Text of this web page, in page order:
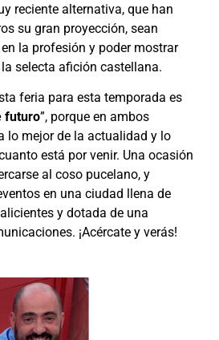
reciente alternativa, que han
su gran proyección, sean
la profesión y poder mostrar
selecta afición castellana.
feria para esta temporada es
futuro”, porque en ambos
lo mejor de la actualidad y lo
está por venir. Una ocasión
al coso pucelano, y
en una ciudad llena de
y dotada de una
¡Acércate y verás!